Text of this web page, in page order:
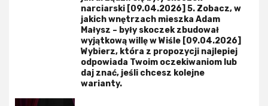
narciarski [09.04.2026] 5. Zobacz, w
jakich wnętrzach mieszka Adam
Małysz – były skoczek zbudował
wyjątkową willę w Wiśle [09.04.2026]
Wybierz, która z propozycji najlepiej
odpowiada Twoim oczekiwaniom lub
daj znać, jeśli chcesz kolejne
warianty.